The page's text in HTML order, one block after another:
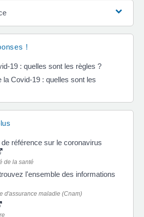
!
19 : quelles sont les règles ?
la Covid-19 : quelles sont les
référence sur le coronavirus
de la santé
l'ensemble des informations
d'assurance maladie (Cnam)